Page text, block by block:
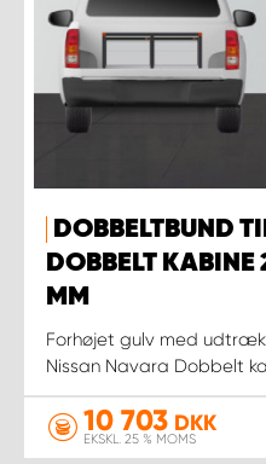
DOBBELTBUND
DOBBELT
MM
Forhøjet gulv med
Nissan Navara Dobbelt
10 703 DKK
EKSKL. 25 % MOMS